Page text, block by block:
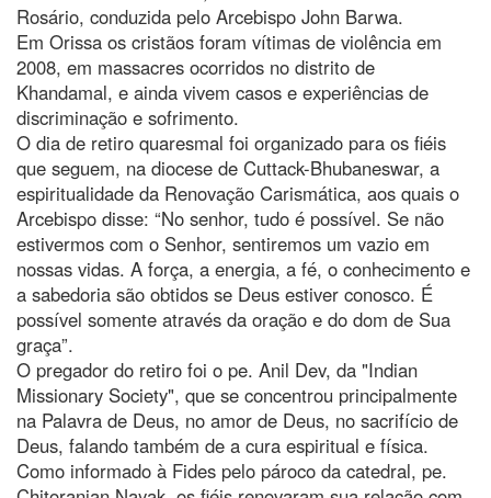
Rosário, conduzida pelo Arcebispo John Barwa.
Em Orissa os cristãos foram vítimas de violência em
2008, em massacres ocorridos no distrito de
Khandamal, e ainda vivem casos e experiências de
discriminação e sofrimento.
O dia de retiro quaresmal foi organizado para os fiéis
que seguem, na diocese de Cuttack-Bhubaneswar, a
espiritualidade da Renovação Carismática, aos quais o
Arcebispo disse: “No senhor, tudo é possível. Se não
estivermos com o Senhor, sentiremos um vazio em
nossas vidas. A força, a energia, a fé, o conhecimento e
a sabedoria são obtidos se Deus estiver conosco. É
possível somente através da oração e do dom de Sua
graça”.
O pregador do retiro foi o pe. Anil Dev, da "Indian
Missionary Society", que se concentrou principalmente
na Palavra de Deus, no amor de Deus, no sacrifício de
Deus, falando também de a cura espiritual e física.
Como informado à Fides pelo pároco da catedral, pe.